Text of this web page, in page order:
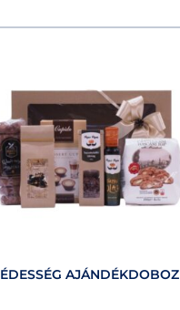
ÉDESSÉG AJÁNDÉKDOBOZ